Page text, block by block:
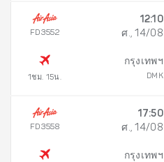
FD3552
1ชม. 15น.
12:10
ศ., 14/08
กรุงเทพฯ
DMK
FD3558
17:50
ศ., 14/08
กรุงเทพฯ